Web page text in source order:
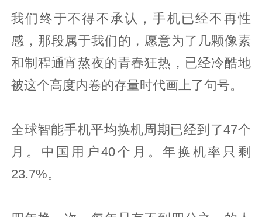
我们终于不得不承认，手机已经不再性
感，那段属于我们的，愿意为了几颗像素
和制程通宵熬夜的青春狂热，已经冷酷地
被这个高度内卷的存量时代画上了句号。
全球智能手机平均换机周期已经到了47个
月。中国用户40个月。年换机率只剩
23.7%。